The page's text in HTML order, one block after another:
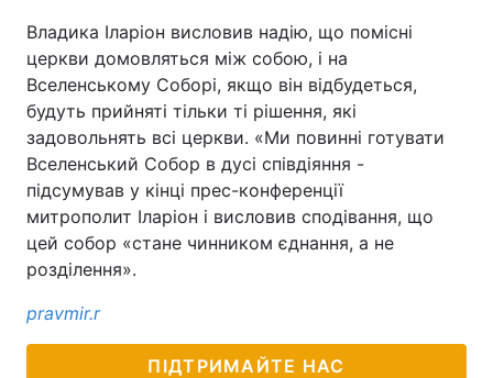
Владика Іларіон висловив надію, що помісні
церкви домовляться між собою, і на
Вселенському Соборі, якщо він відбудеться,
будуть прийняті тільки ті рішення, які
задовольнять всі церкви. «Ми повинні готувати
Вселенський Собор в дусі співдіяння -
підсумував у кінці прес-конференції
митрополит Іларіон і висловив сподівання, що
цей собор «стане чинником єднання, а не
розділення».
pravmir.r
ПІДТРИМАЙТЕ НАС